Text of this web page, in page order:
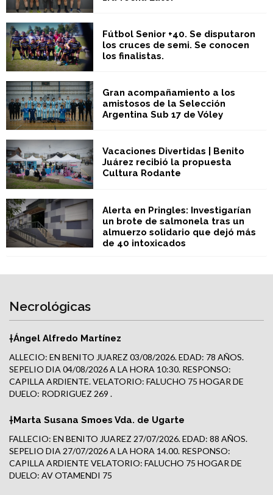
Fútbol Senior +40. Se disputaron
los cruces de semi. Se conocen
los finalistas.
Gran acompañamiento a los
amistosos de la Selección
Argentina Sub 17 de Vóley
Vacaciones Divertidas | Benito
Juárez recibió la propuesta
Cultura Rodante
Alerta en Pringles: Investigarían
un brote de salmonela tras un
almuerzo solidario que dejó más
de 40 intoxicados
Necrológicas
†Ángel Alfredo Martínez
ALLECIO: EN BENITO JUAREZ 03/08/2026. EDAD: 78 AÑOS.
SEPELIO DIA 04/08/2026 A LA HORA 10:30. RESPONSO:
CAPILLA ARDIENTE. VELATORIO: FALUCHO 75 HOGAR DE
DUELO: RODRIGUEZ 269 .
†Marta Susana Smoes Vda. de Ugarte
FALLECIO: EN BENITO JUAREZ 27/07/2026. EDAD: 88 AÑOS.
SEPELIO DIA 27/07/2026 A LA HORA 14.00. RESPONSO:
CAPILLA ARDIENTE VELATORIO: FALUCHO 75 HOGAR DE
DUELO: AV OTAMENDI 75